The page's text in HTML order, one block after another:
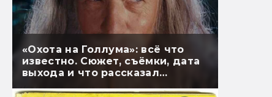
«Охота на Голлума»: всё что
известно. Сюжет, съёмки, дата
выхода и что рассказал